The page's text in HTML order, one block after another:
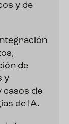
y de
de
y
casos de
de IA.